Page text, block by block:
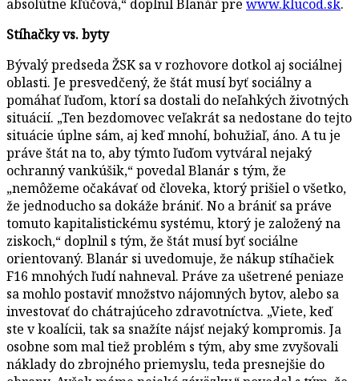
absolútne kľúčová,“ doplnil Blanár pre www.klucod.sk.
Stíhačky vs. byty
Bývalý predseda ŽSK sa v rozhovore dotkol aj sociálnej
oblasti. Je presvedčený, že štát musí byť sociálny a
pomáhať ľuďom, ktorí sa dostali do neľahkých životných
situácií. „Ten bezdomovec veľakrát sa nedostane do tejto
situácie úplne sám, aj keď mnohí, bohužiaľ, áno. A tu je
práve štát na to, aby týmto ľuďom vytváral nejaký
ochranný vankúšik,“ povedal Blanár s tým, že
„nemôžeme očakávať od človeka, ktorý prišiel o všetko,
že jednoducho sa dokáže brániť. No a brániť sa práve
tomuto kapitalistickému systému, ktorý je založený na
ziskoch,“ doplnil s tým, že štát musí byť sociálne
orientovaný. Blanár si uvedomuje, že nákup stíhačiek
F16 mnohých ľudí nahneval. Práve za ušetrené peniaze
sa mohlo postaviť množstvo nájomných bytov, alebo sa
investovať do chátrajúceho zdravotníctva. „Viete, keď
ste v koalícii, tak sa snažíte nájsť nejaký kompromis. Ja
osobne som mal tiež problém s tým, aby sme zvyšovali
náklady do zbrojného priemyslu, teda presnejšie do